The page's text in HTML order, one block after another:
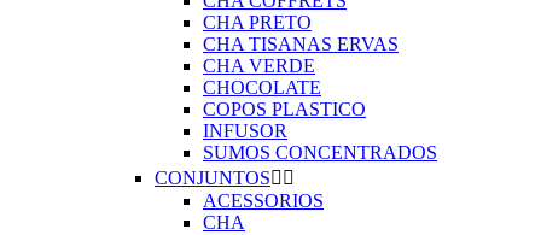
CHA PRETO
CHA TISANAS ERVAS
CHA VERDE
CHOCOLATE
COPOS PLASTICO
INFUSOR
SUMOS CONCENTRADOS
CONJUNTOS 
ACESSORIOS
CHA